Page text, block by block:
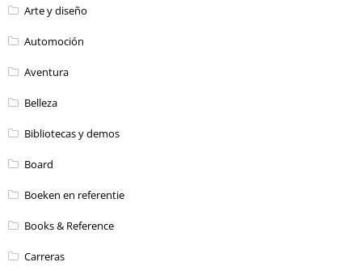
Arte y diseño
Automoción
Aventura
Belleza
Bibliotecas y demos
Board
Boeken en referentie
Books & Reference
Carreras